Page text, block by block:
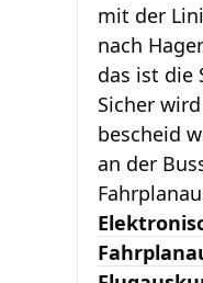
mit der
nach
das ist die
Sicher
bescheid
an der